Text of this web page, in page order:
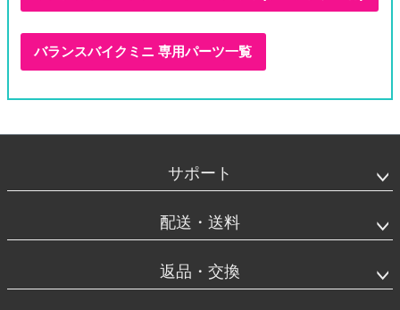
バランスバイクミニ 専用パーツ一覧
サポート
配送・送料
返品・交換